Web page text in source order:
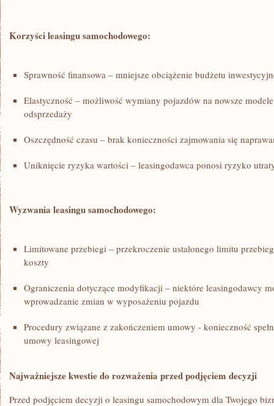
Korzyści leasingu ‌samochodowego:
Sprawność finansowa – mniejsze obciążenie ⁤budżetu
Elastyczność – możliwość wymiany pojazdów na nowsze
odsprzedaży
Oszczędność czasu – brak konieczności zajmowania się
Uniknięcie ryzyka ‍wartości – leasingodawca ponosi ‌ryzyko
Wyzwania leasingu samochodowego:
Limitowane przebiegi⁣ – przekroczenie ustalonego limitu
koszty
Ograniczenia dotyczące ⁤modyfikacji – niektóre leasingodawcy
wprowadzanie zmian w wyposażeniu pojazdu
Procedury związane z zakończeniem umowy ⁣- konieczność
umowy leasingowej
Najważniejsze kwestie do rozważenia przed podjęciem decyzji
Przed podjęciem decyzji o leasingu samochodowym dla Twojego